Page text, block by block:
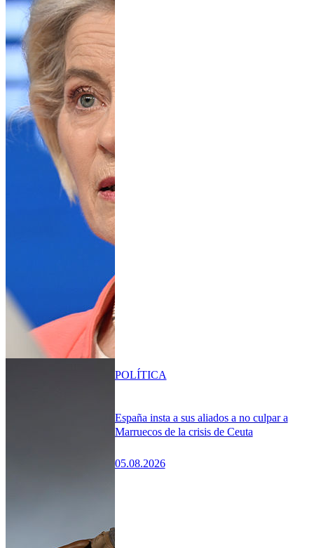
España insta a sus aliados a no culpar a
Marruecos de la crisis de Ceuta
05.08.2026
POLÍTICA